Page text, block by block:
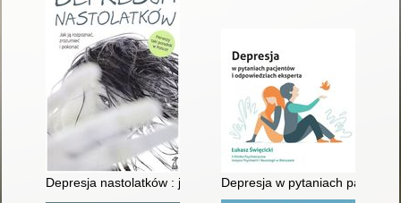
Depresja nastolatków : jak ją rozpoznać, zrozumieć i pokonać
Depresja w pytaniach